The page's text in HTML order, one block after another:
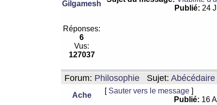
Gilgamesh
Publié: 24
Réponses:
6
Vus:
127037
Forum: Philosophie Sujet: Abécédaire
Ache
[ Sauter vers le message ]
Publié: 16